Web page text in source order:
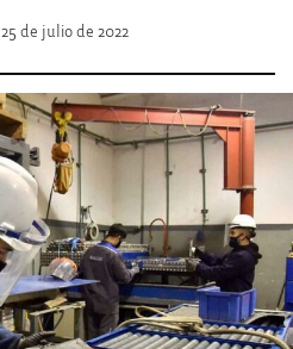
25 de julio de 2022